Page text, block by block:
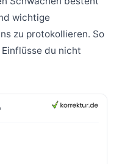
wichtige
zu protokollieren. So
du nicht